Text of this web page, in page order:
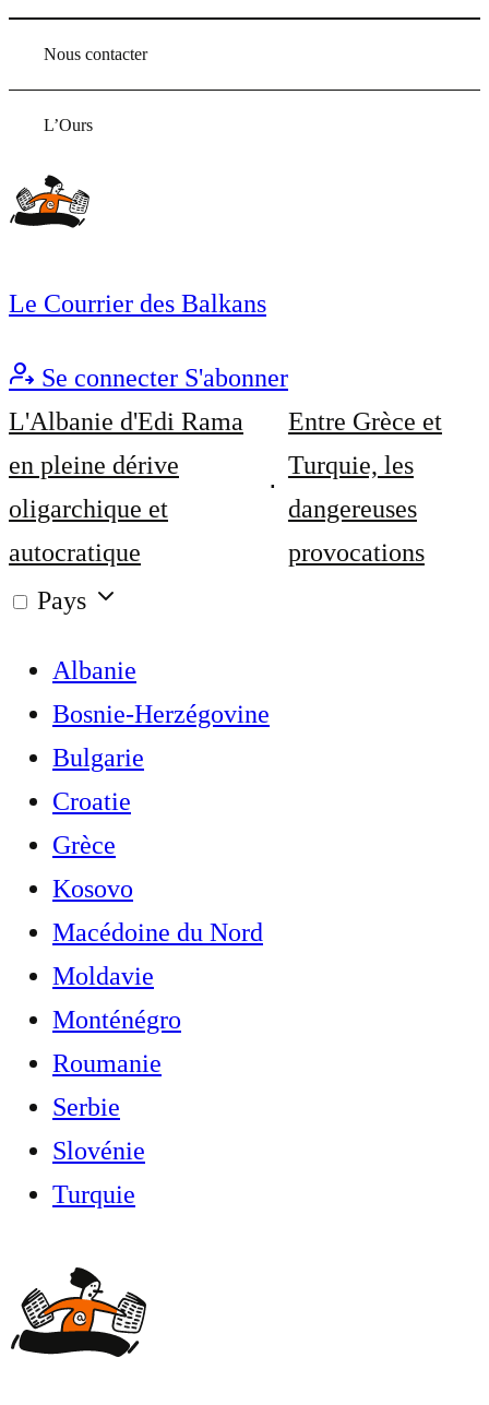
Nous contacter
L’Ours
Le Courrier des Balkans
Se connecter S'abonner
L'Albanie d'Edi Rama
en pleine dérive
oligarchique et
autocratique
Entre Grèce et
Turquie, les
dangereuses
provocations
Pays
Albanie
Bosnie-Herzégovine
Bulgarie
Croatie
Grèce
Kosovo
Macédoine du Nord
Moldavie
Monténégro
Roumanie
Serbie
Slovénie
Turquie